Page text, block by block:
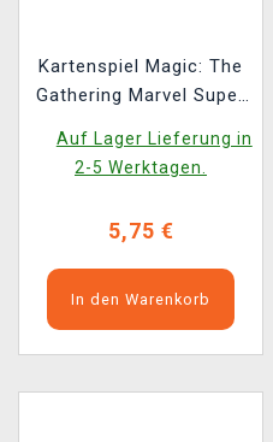
Kartenspiel Magic: The
Gathering Marvel Super
(14 Karten)
Auf Lager Lieferung in
2-5 Werktagen.
5,75 €
In den Warenkorb